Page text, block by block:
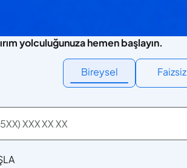
yolculuğunuza hemen başlayın.
Bireysel Faizsiz